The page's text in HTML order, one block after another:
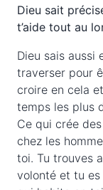
Dieu sait
t’aide tout au
Dieu sais aussi
traverser pour
croire en cela
temps les plus
Ce qui crée
chez les
toi. Tu trouves
volonté et tu